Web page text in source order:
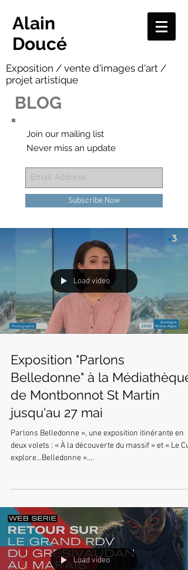
Alain
Doucé
Exposition / vente d'images d'art /
projet artistique
BLOG
Join our mailing list
Never miss an update
Subscribe Now
Load video
Exposition "Parlons
Belledonne" à la Médiathèque
de Montbonnot St Martin
jusqu'au 27 mai
Parlons Belledonne », une exposition itinérante en
deux volets : « À la découverte du massif » et « Le
explore…Belledonne »....
Load video